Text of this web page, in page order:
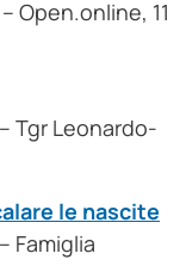
Open.online, 11
Tgr Leonardo-
le nascite
Famiglia